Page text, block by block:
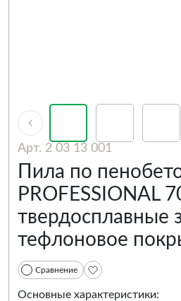
Арт. 2 03 13 001
Пила по
PROFESSIONAL
твердосплавные
тефлоновое
Сравнение
Основные характеристики: